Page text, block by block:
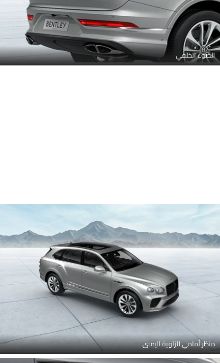
الضوء الخلفي
منظر أمامي للزاوية اليمنى